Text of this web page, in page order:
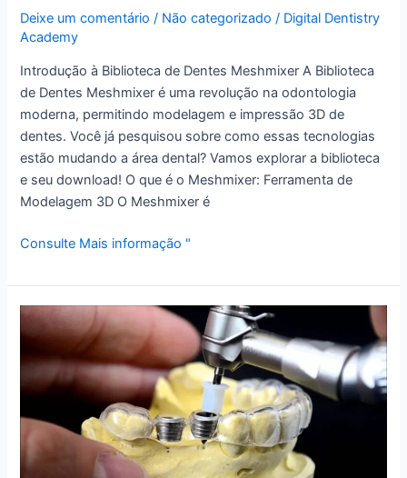
Deixe um comentário / Não categorizado / Digital Dentistry
Academy
Introdução à Biblioteca de Dentes Meshmixer A Biblioteca
de Dentes Meshmixer é uma revolução na odontologia
moderna, permitindo modelagem e impressão 3D de
dentes. Você já pesquisou sobre como essas tecnologias
estão mudando a área dental? Vamos explorar a biblioteca
e seu download! O que é o Meshmixer: Ferramenta de
Modelagem 3D O Meshmixer é
Consulte Mais informação "
Segredo
de
Implantes
dentários
eficientes:
Domine